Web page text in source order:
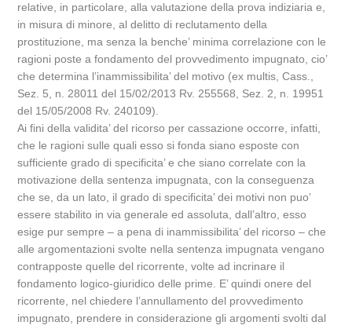
relative, in particolare, alla valutazione della prova indiziaria e,
in misura di minore, al delitto di reclutamento della
prostituzione, ma senza la benche’ minima correlazione con le
ragioni poste a fondamento del provvedimento impugnato, cio’
che determina l’inammissibilita’ del motivo (ex multis, Cass.,
Sez. 5, n. 28011 del 15/02/2013 Rv. 255568, Sez. 2, n. 19951
del 15/05/2008 Rv. 240109).
Ai fini della validita’ del ricorso per cassazione occorre, infatti,
che le ragioni sulle quali esso si fonda siano esposte con
sufficiente grado di specificita’ e che siano correlate con la
motivazione della sentenza impugnata, con la conseguenza
che se, da un lato, il grado di specificita’ dei motivi non puo’
essere stabilito in via generale ed assoluta, dall’altro, esso
esige pur sempre – a pena di inammissibilita’ del ricorso – che
alle argomentazioni svolte nella sentenza impugnata vengano
contrapposte quelle del ricorrente, volte ad incrinare il
fondamento logico-giuridico delle prime. E’ quindi onere del
ricorrente, nel chiedere l’annullamento del provvedimento
impugnato, prendere in considerazione gli argomenti svolti dal